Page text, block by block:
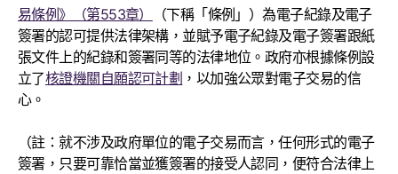
易條例》（第553章）
（下稱「條例」）為電子紀錄及電子
簽署的認可提供法律架構，並賦予電子紀錄及電子簽署跟紙
張文件上的紀錄和簽署同等的法律地位。政府亦根據條例設
立了核證機關自願認可計劃 ，以加強公眾對電子交易的信
心。
（註：就不涉及政府單位的電子交易而言，任何形式的電子
簽署，只要可靠恰當並獲簽署的接受人認同，便符合法律上